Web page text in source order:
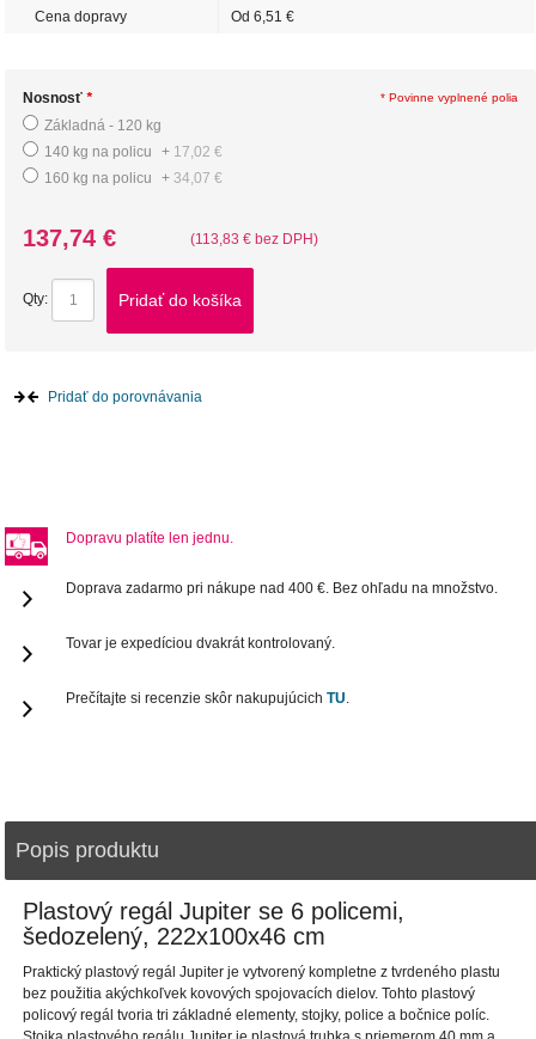
Cena dopravy Od 6,51 €
*
Nosnosť
Základná - 120 kg
140 kg na policu
+ 17,02 €
160 kg na policu
+ 34,07 €
* Povinne vyplnené polia
137,74 € (113,83 € bez DPH)
Qty: Pridať do košíka
Pridať do porovnávania
Dopravu platíte len jednu.
Doprava zadarmo pri nákupe nad 400 €. Bez ohľadu na množstvo.
Tovar je expedíciou dvakrát kontrolovaný.
Prečítajte si recenzie skôr nakupujúcichTU.
Popis produktu
Plastový regál Jupiter se 6 policemi,
šedozelený, 222x100x46 cm
Praktický plastový regál Jupiter je vytvorený kompletne z tvrdeného plastu
bez použitia akýchkoľvek kovových spojovacích dielov. Tohto plastový
policový regál tvoria tri základné elementy, stojky, police a bočnice políc.